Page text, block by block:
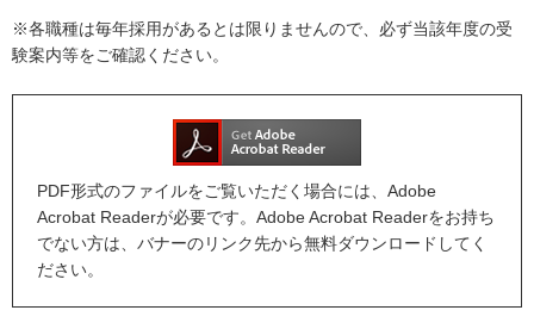
※各職種は毎年採用があるとは限りませんので、必ず当該年度の受
験案内等をご確認ください。
PDF形式のファイルをご覧いただく場合には、Adobe
Acrobat Readerが必要です。Adobe Acrobat Readerをお持ち
でない方は、バナーのリンク先から無料ダウンロードしてく
ださい。